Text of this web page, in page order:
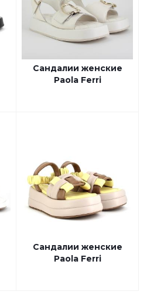
Сандалии женские
Paola Ferri
Сандалии женские
Paola Ferri